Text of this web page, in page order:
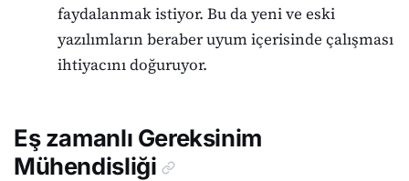
faydalanmak istiyor. Bu da yeni ve eski
yazılımların beraber uyum içerisinde çalışması
ihtiyacını doğuruyor.
Eş zamanlı Gereksinim
Mühendisliği